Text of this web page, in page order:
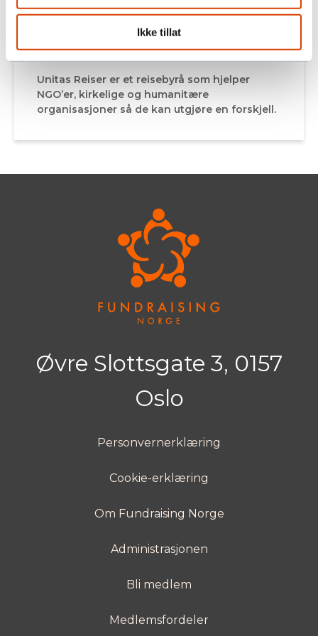
Ikke tillat
Unitas Reiser
Unitas Reiser er et reisebyrå som hjelper
NGO’er, kirkelige og humanitære
organisasjoner så de kan utgjøre en forskjell.
Øvre Slottsgate 3, 0157
Oslo
Personvernerklæring
Cookie-erklæring
Om Fundraising Norge
Administrasjonen
Bli medlem
Medlemsfordeler